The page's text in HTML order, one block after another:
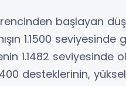
başlayan
1.1500
1.1482 seviyesinde
desteklerinin,